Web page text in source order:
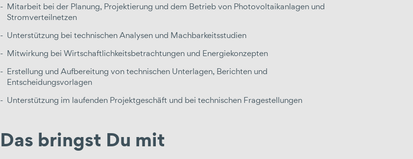
Mitarbeit bei der Planung, Projektierung und dem Betrieb von Photovoltaikanlagen und
Stromverteilnetzen
Unterstützung bei technischen Analysen und Machbarkeitsstudien
Mitwirkung bei Wirtschaftlichkeitsbetrachtungen und Energiekonzepten
Erstellung und Aufbereitung von technischen Unterlagen, Berichten und
Entscheidungsvorlagen
Unterstützung im laufenden Projektgeschäft und bei technischen Fragestellungen
Das bringst Du mit